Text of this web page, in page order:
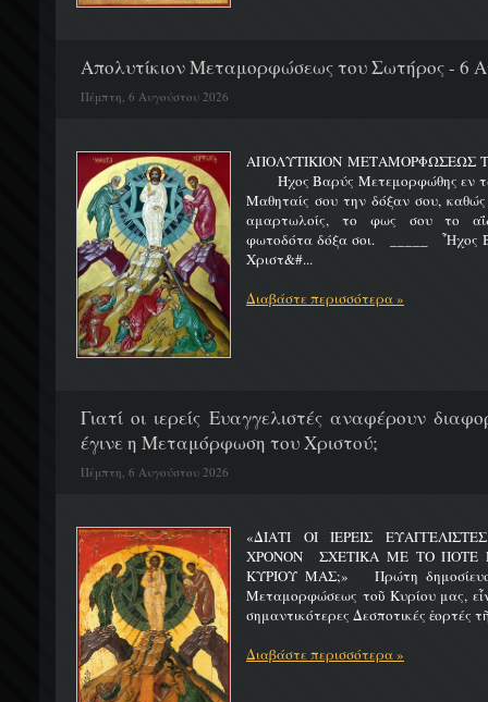
Απολυτίκιον Μεταμορφώσεως του Σωτήρος - 6
Πέμπτη, 6 Αυγούστου 2026
ΑΠΟΛΥΤΙΚΙΟΝ
Ήχος Βαρύς Μετεμορφώθης εν τω
Μαθηταίς σου την δόξαν σου,
αμαρτωλοίς, το φως σου το
φωτοδότα δόξα σοι. _____ Ἦχος
Χριστ&#...
Διαβάστε περισσότερα »
Γιατί οι ιερείς Ευαγγελιστές αναφέρουν
έγινε η Μεταμόρφωση του Χριστού;
Πέμπτη, 6 Αυγούστου 2026
«ΔΙΑΤΙ ΟΙ ΙΕΡΕΙΣ
ΧΡΟΝΟΝ ΣΧΕΤΙΚΑ ΜΕ ΤΟ ΠΟΤΕ
ΚΥΡΙΟΥ ΜΑΣ;» Πρώτη
Μεταμορφώσεως τοῦ Κυρίου μας,
σημαντικότερες Δεσποτικές ἑορτές
Διαβάστε περισσότερα »